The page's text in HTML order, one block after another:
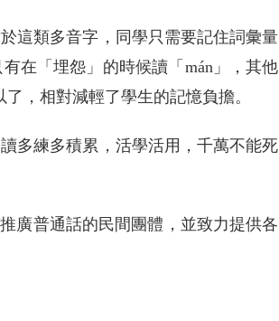
這類多音字，同學只需要記住詞彙量
在「埋怨」的時候讀「mán」，其他
，相對減輕了學生的記憶負擔。
多練多積累，活學活用，千萬不能死
廣普通話的民間團體，並致力提供各